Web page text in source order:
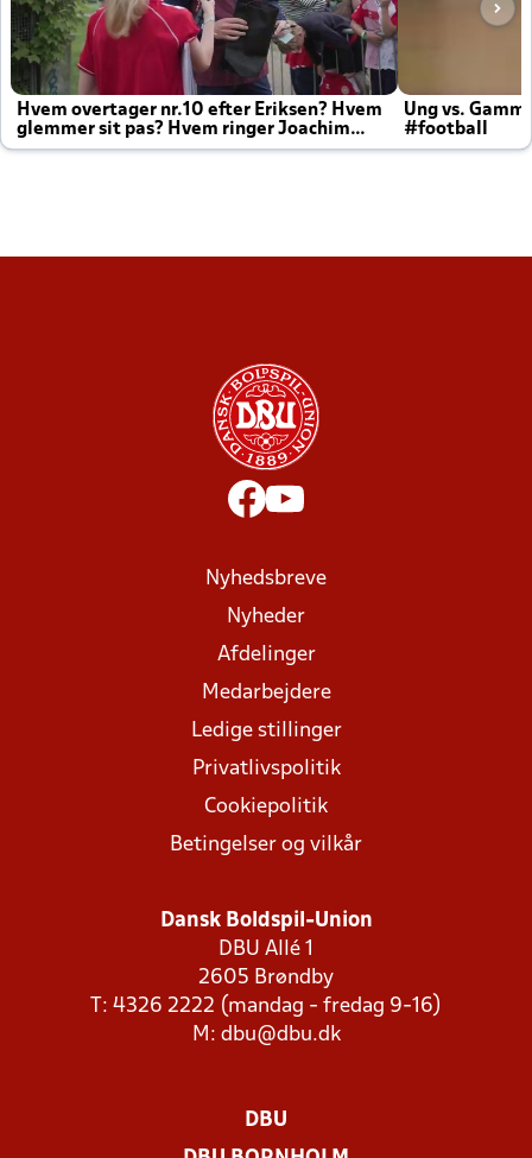
Hvem overtager nr.10 efter Eriksen? Hvem
glemmer sit pas? Hvem ringer Joachim
altid til efter kampe?
Ung vs.
#football
Nyhedsbreve
Nyheder
Afdelinger
Medarbejdere
Ledige stillinger
Privatlivspolitik
Cookiepolitik
Betingelser og vilkår
Dansk Boldspil-Union
DBU Allé 1
2605 Brøndby
T: 4326 2222 (mandag - fredag 9-16)
M: dbu@dbu.dk
DBU